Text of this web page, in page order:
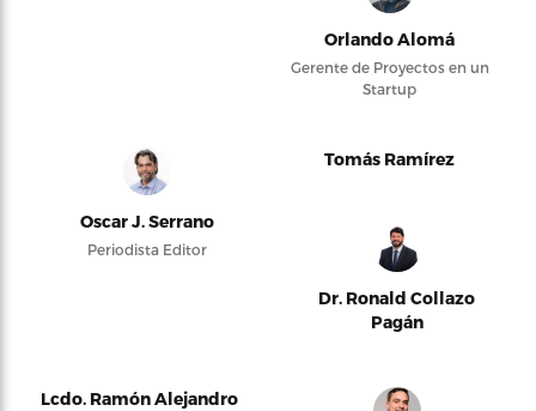
Orlando Alomá
Gerente de Proyectos en un
Startup
Oscar J. Serrano
Periodista Editor
Tomás Ramírez
Dr. Ronald Collazo
Pagán
Lcdo. Ramón Alejandro